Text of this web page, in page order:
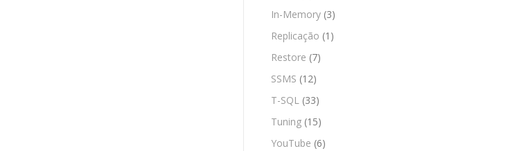
In-Memory (3)
Replicação (1)
Restore (7)
SSMS (12)
T-SQL (33)
Tuning (15)
YouTube (6)